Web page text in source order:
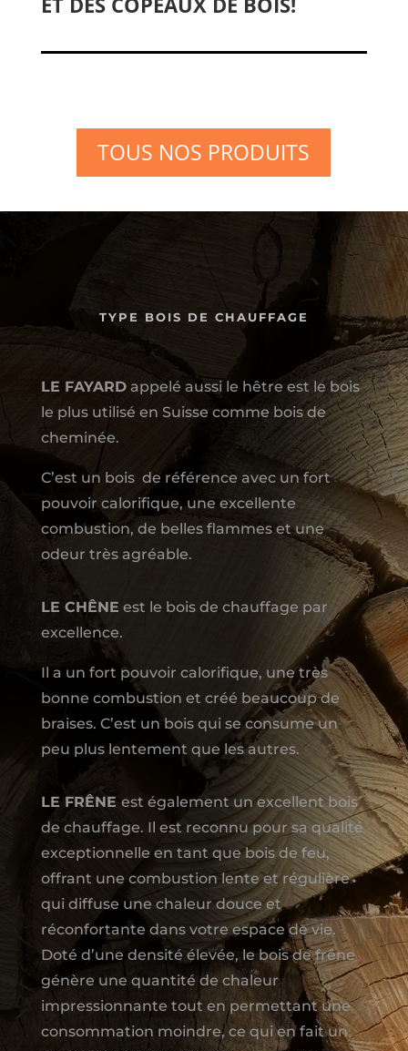
TOUS NOS PRODUITS
TYPE BOIS DE CHAUFFAGE
LE FAYARDappelé aussi le hêtre est le bois
le plus utilisé en Suisse comme bois de
cheminée.
C’est un bois de référence avec un fort
pouvoir calorifique, une excellente
combustion, de belles flammes et une
odeur très agréable.
LE CHÊNE est le bois de chauffage par
excellence.
Il a un fort pouvoir calorifique, une très
bonne combustion et créé beaucoup de
braises. C’est un bois qui se consume un
peu plus lentement que les autres.
LE FRÊNE est également un excellent bois
de chauffage. Il est reconnu pour sa qualité
exceptionnelle en tant que bois de feu,
offrant une combustion lente et régulière
qui diffuse une chaleur douce et
réconfortante dans votre espace de vie.
Doté d’une densité élevée, le bois de frêne
génère une quantité de chaleur
impressionnante tout en permettant une
consommation moindre, ce qui en fait un